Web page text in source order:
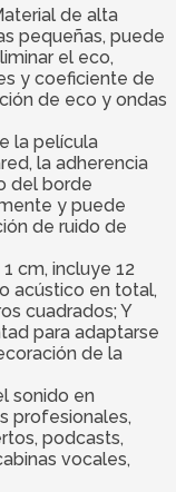
de alta
pequeñas, puede
el eco,
y coeficiente de
de eco y ondas
la película
la adherencia
del borde
y puede
de ruido de
cm, incluye 12
acústico en total,
cuadrados; Y
para adaptarse
de la
sonido en
profesionales,
podcasts,
vocales,